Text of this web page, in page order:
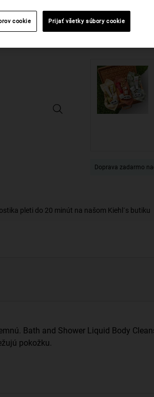
Bath and Shower Liquid Body
−
Počet
Doprava zadarmo
pleti do 20 minút na našom Kiehl´s butiku
Bath and Shower Liquid Body
pokožku.
cookie Prijať všetky súbory cookie